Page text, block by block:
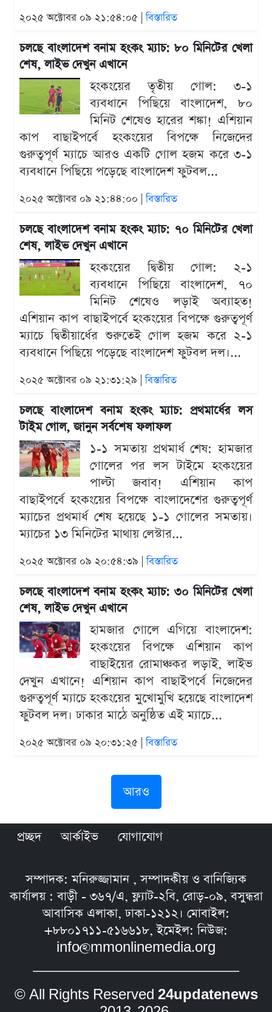
২০২৫ অক্টোবর ০৯ ২১:৫৪:০৫ |বিস্তারিত
চলছে বাংলাদেশ বনাম হংকং ম্যাচ: ৮০ মিনিটের খেলা
শেষ, লাইভ দেখুন এখানে
হংকংয়ের তৃতীয় গোল: ৩-১
ব্যবধানে পিছিয়ে বাংলাদেশ, ৮০
মিনিট শেষেও হারের শঙ্কা! এশিয়ান
কাপ বাছাইপর্বে হংকংয়ের বিপক্ষে নিজেদের
গুরুত্বপূর্ণ ম্যাচে আরও একটি গোল হজম করে ৩-১
ব্যবধানে পিছিয়ে পড়েছে বাংলাদেশ ফুটবল...
২০২৫ অক্টোবর ০৯ ২১:৪৪:০০ |বিস্তারিত
চলছে বাংলাদেশ বনাম হংকং ম্যাচ: ৭০ মিনিটের খেলা
শেষ, লাইভ দেখুন এখানে
হংকংয়ের দ্বিতীয় গোল: ২-১
ব্যবধানে পিছিয়ে বাংলাদেশ, ৭০
মিনিট শেষেও লড়াই অব্যাহত!
এশিয়ান কাপ বাছাইপর্বে হংকংয়ের বিপক্ষে গুরুত্বপূর্ণ
ম্যাচে দ্বিতীয়ার্ধের শুরুতেই গোল হজম করে ২-১
ব্যবধানে পিছিয়ে পড়েছে বাংলাদেশ ফুটবল দল।...
২০২৫ অক্টোবর ০৯ ২১:৩১:২৯ |বিস্তারিত
চলছে বাংলাদেশ বনাম হংকং ম্যাচ: প্রথমার্ধের লস
টাইম গোল, জানুন সর্বশেষ ফলাফল
১-১ সমতায় প্রথমার্ধ শেষ: হামজার
গোলের পর লস টাইমে হংকংয়ের
পাল্টা জবাব! এশিয়ান কাপ
বাছাইপর্বে হংকংয়ের বিপক্ষে বাংলাদেশের গুরুত্বপূর্ণ
ম্যাচের প্রথমার্ধ শেষ হয়েছে ১-১ গোলের সমতায়।
ম্যাচের ১৩ মিনিটের মাথায় লেস্টার...
২০২৫ অক্টোবর ০৯ ২০:৫৪:৩৯ |বিস্তারিত
চলছে বাংলাদেশ বনাম হংকং ম্যাচ: ৩০ মিনিটের খেলা
শেষ, লাইভ দেখুন এখানে
হামজার গোলে এগিয়ে বাংলাদেশ:
হংকংয়ের বিপক্ষে এশিয়ান কাপ
বাছাইয়ের রোমাঞ্চকর লড়াই, লাইভ
দেখুন এখানে! এশিয়ান কাপ বাছাইপর্বে নিজেদের
গুরুত্বপূর্ণ ম্যাচে হংকংয়ের মুখোমুখি হয়েছে বাংলাদেশ
ফুটবল দল। ঢাকার মাঠে অনুষ্ঠিত এই ম্যাচে...
২০২৫ অক্টোবর ০৯ ২০:৩১:২৫ |বিস্তারিত
আরও
প্রচ্ছদ আর্কাইভ যোগাযোগ
সম্পাদক: মনিরুজ্জামান , সম্পাদকীয় ও বানিজ্যিক
কার্যালয় : বাড়ী - ৩৬৭/এ, ফ্ল্যাট-২বি, রোড়-০৯, বসুন্ধরা
আবাসিক এলাকা, ঢাকা-১২১২। মোবাইল:
+৮৮০১৭১১-৫১৬৬১৮, ইমেইল: নিউজ:
info@mmonlinemedia.org
© All Rights Reserved 24updatenews